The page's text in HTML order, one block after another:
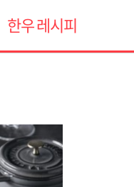
한우 레시피